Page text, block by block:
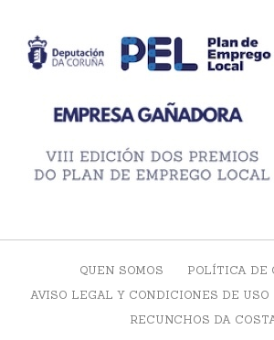
QUEN SOMOS
POLÍTICA DE
AVISO LEGAL Y CONDICIONES DE USO
RECUNCHOS DA